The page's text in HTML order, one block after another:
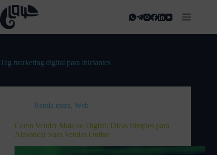
Tag marketing digital para iniciantes
Renda extra, Web
Como Vender Mais no Digital: Dicas Simples para
Alavancar Suas Vendas Online